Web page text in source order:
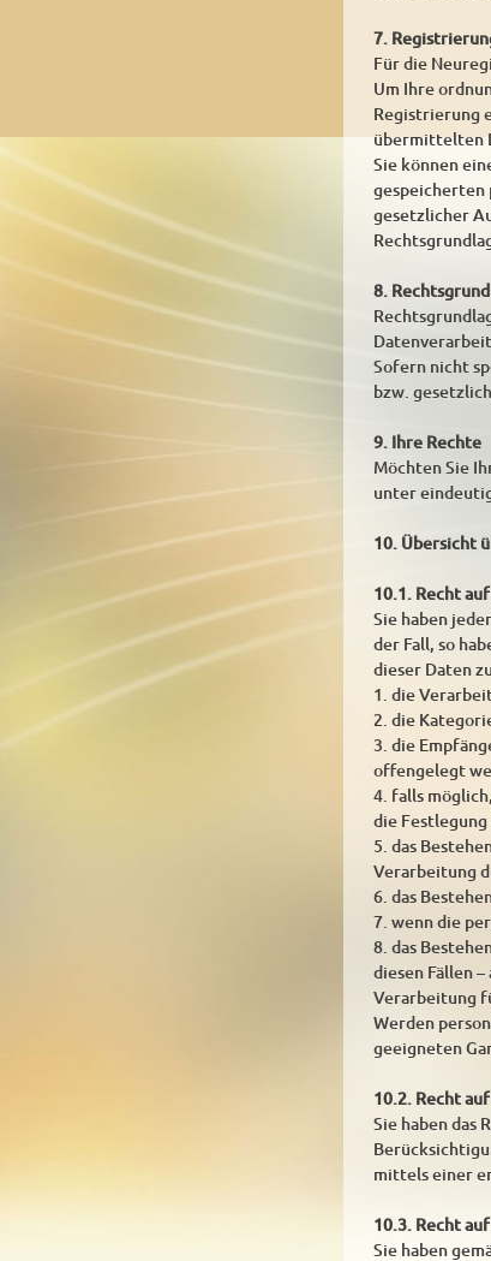
7.
Für die
Um Ihre
Registrierung
übermittelten
Sie können
gespeicherten
gesetzlicher
8.
Sofern nicht
bzw.
9. Ihre Rechte
Möchten Sie
unter
10. Übersicht
10.1. Recht
Sie haben
der Fall, so
dieser Daten
1. die
2. die
3. die
offengelegt
4. falls
die
5. das
Verarbeitung
6. das
7. wenn die
8. das
diesen Fällen
Verarbeitung
Werden
geeigneten
10.2. Recht
Sie haben das
mittels einer
10.3. Recht
Sie haben